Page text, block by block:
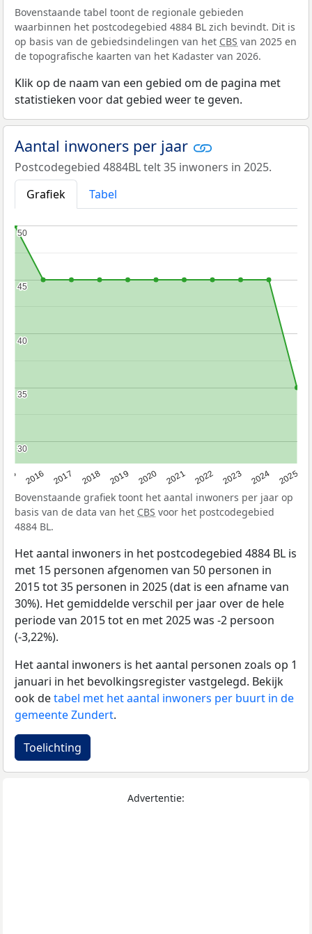
Bovenstaande tabel toont de regionale gebieden
waarbinnen het postcodegebied 4884 BL zich bevindt. Dit is
op basis van de gebiedsindelingen van het CBS van 2025 en
de topografische kaarten van het Kadaster van 2026.
Klik op de naam van een gebied om de pagina met
statistieken voor dat gebied weer te geven.
Aantal inwoners per jaar
Postcodegebied 4884BL telt 35 inwoners in 2025.
Grafiek
Tabel
2016 2017 2018 2019 2020 2021 2022 2023 2024 2025
30
30
35
35
40
40
45
45
50
50
Bovenstaande grafiek toont het aantal inwoners per jaar op
basis van de data van het CBS voor het postcodegebied
4884 BL.
Het aantal inwoners in het postcodegebied 4884 BL is
met 15 personen afgenomen van 50 personen in
2015 tot 35 personen in 2025 (dat is een afname van
30%). Het gemiddelde verschil per jaar over de hele
periode van 2015 tot en met 2025 was -2 persoon
(-3,22%).
Het aantal inwoners is het aantal personen zoals op 1
januari in het bevolkingsregister vastgelegd. Bekijk
ook detabel met het aantal inwoners per buurt in de
gemeente Zundert.
Toelichting
Advertentie: